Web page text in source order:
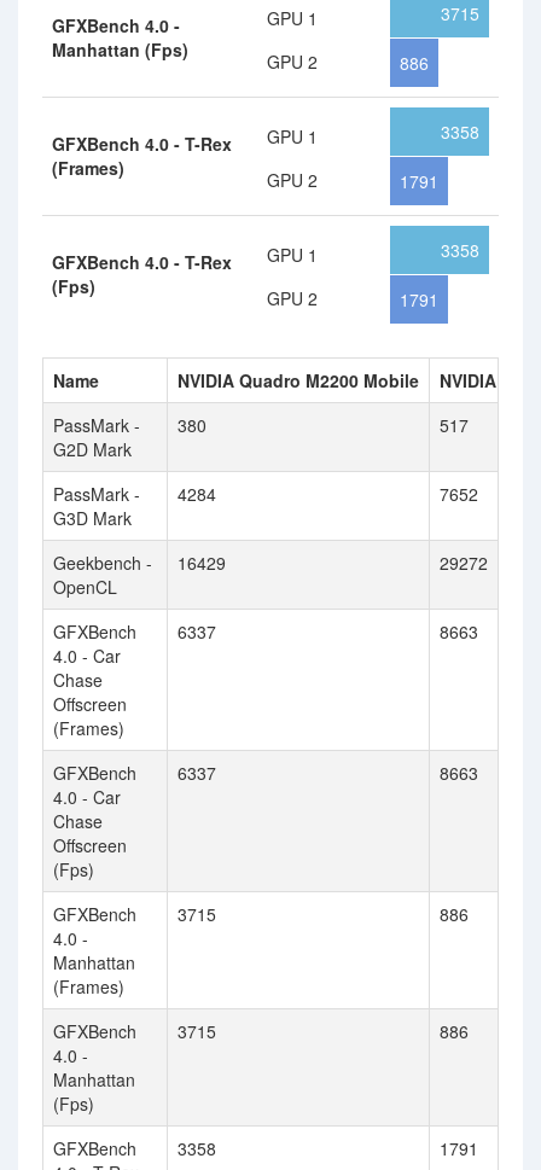
GFXBench 4.0 -
Manhattan (Fps)
GPU 1
GPU 2
3715
886
GFXBench 4.0 - T-Rex
(Frames)
GPU 1
GPU 2
3358
1791
GFXBench 4.0 - T-Rex
(Fps)
GPU 1
GPU 2
3358
1791
Name NVIDIA Quadro M2200 Mobile
NVIDIA
PassMark -
G2D Mark
380 517
PassMark -
G3D Mark
4284 7652
Geekbench -
OpenCL
16429 29272
GFXBench
4.0 - Car
Chase
Offscreen
(Frames)
6337 8663
GFXBench
4.0 - Car
Chase
Offscreen
(Fps)
6337 8663
GFXBench
4.0 -
Manhattan
(Frames)
3715 886
GFXBench
4.0 -
Manhattan
(Fps)
3715 886
GFXBench
3358 1791